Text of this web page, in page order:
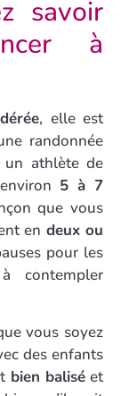
savoir
à
, elle est
randonnée
un athlète de
5 à 7
que vous
en deux ou
pour les
contempler
vous soyez
des enfants
bien baliséet